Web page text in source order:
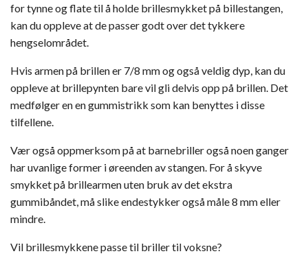
for tynne og flate til å holde brillesmykket på billestangen,
kan du oppleve at de passer godt over det tykkere
hengselområdet.
Hvis armen på brillen er 7/8 mm og også veldig dyp, kan du
oppleve at brillepynten bare vil gli delvis opp på brillen. Det
medfølger en en gummistrikk som kan benyttes i disse
tilfellene.
Vær også oppmerksom på at barnebriller også noen ganger
har uvanlige former i øreenden av stangen. For å skyve
smykket på brillearmen uten bruk av det ekstra
gummibåndet, må slike endestykker også måle 8 mm eller
mindre.
Vil brillesmykkene passe til briller til voksne?